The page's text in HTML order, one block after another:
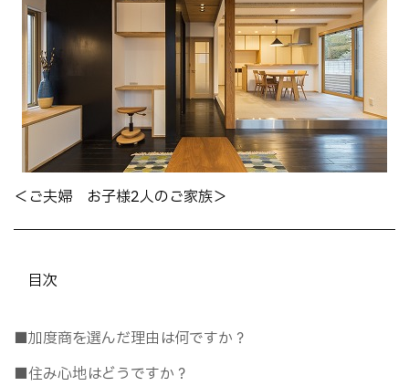
＜ご夫婦 お子様2人のご家族＞
目次
■加度商を選んだ理由は何ですか？
■住み心地はどうですか？